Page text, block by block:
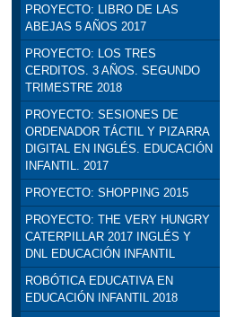
PROYECTO: LIBRO DE LAS
ABEJAS 5 AÑOS 2017
PROYECTO: LOS TRES
CERDITOS. 3 AÑOS. SEGUNDO
TRIMESTRE 2018
PROYECTO: SESIONES DE
ORDENADOR TÁCTIL Y PIZARRA
DIGITAL EN INGLÉS. EDUCACIÓN
INFANTIL. 2017
PROYECTO: SHOPPING 2015
PROYECTO: THE VERY HUNGRY
CATERPILLAR 2017 INGLÉS Y
DNL EDUCACIÓN INFANTIL
ROBÓTICA EDUCATIVA EN
EDUCACIÓN INFANTIL 2018